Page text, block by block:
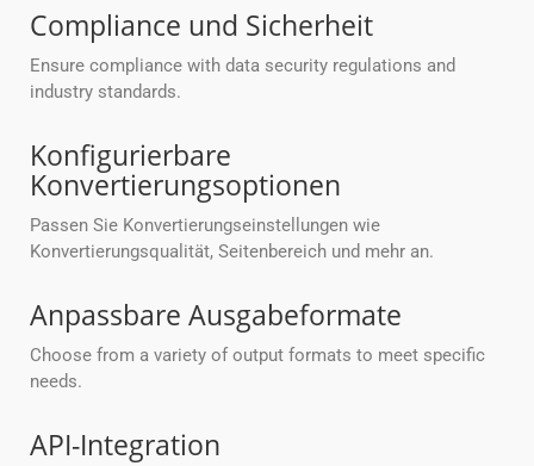
Compliance und Sicherheit
Ensure compliance with data security regulations and
industry standards.
Konfigurierbare
Konvertierungsoptionen
Passen Sie Konvertierungseinstellungen wie
Konvertierungsqualität, Seitenbereich und mehr an.
Anpassbare Ausgabeformate
Choose from a variety of output formats to meet specific
needs.
API-Integration